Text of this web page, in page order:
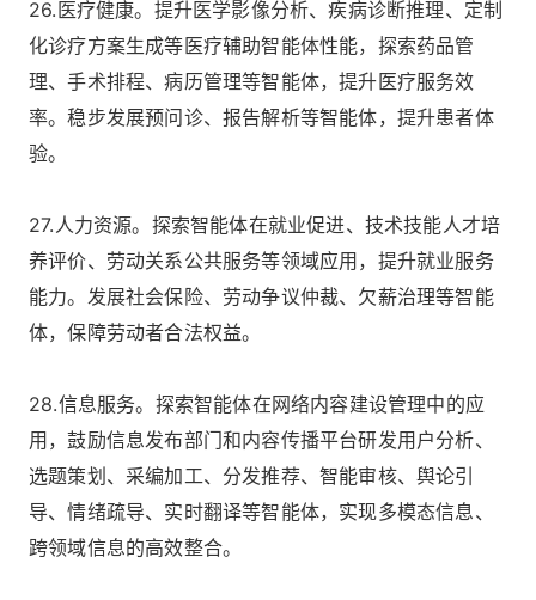
26.医疗健康。提升医学影像分析、疾病诊断推理、定制
化诊疗方案生成等医疗辅助智能体性能，探索药品管
理、手术排程、病历管理等智能体，提升医疗服务效
率。稳步发展预问诊、报告解析等智能体，提升患者体
验。
27.人力资源。探索智能体在就业促进、技术技能人才培
养评价、劳动关系公共服务等领域应用，提升就业服务
能力。发展社会保险、劳动争议仲裁、欠薪治理等智能
体，保障劳动者合法权益。
28.信息服务。探索智能体在网络内容建设管理中的应
用，鼓励信息发布部门和内容传播平台研发用户分析、
选题策划、采编加工、分发推荐、智能审核、舆论引
导、情绪疏导、实时翻译等智能体，实现多模态信息、
跨领域信息的高效整合。